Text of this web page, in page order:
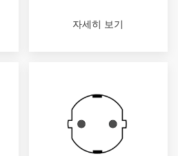
자세히 보기